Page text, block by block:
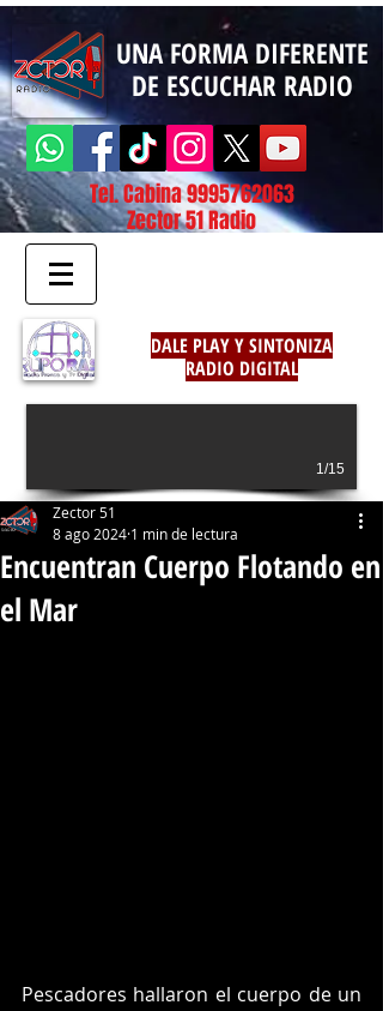
UNA FORMA DIFERENTE
DE ESCUCHAR RADIO
Tel. Cabina9995762063
Zector 51 Radio
DALE PLAY Y SINTONIZA
RADIO DIGITAL
1/15
Encuentran Cuerpo Flotando en
el Mar
Zector 51
8 ago 2024 1 min de lectura
Pescadores hallaron el cuerpo de un